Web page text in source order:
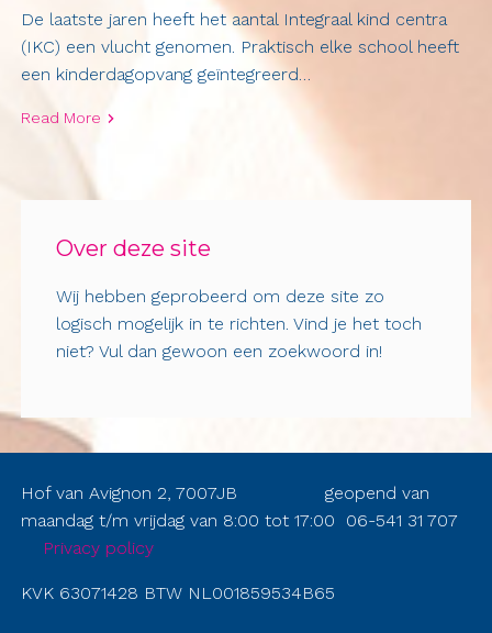
De laatste jaren heeft het aantal Integraal kind centra
(IKC) een vlucht genomen. Praktisch elke school heeft
een kinderdagopvang geïntegreerd…
Read More
Over deze site
Wij hebben geprobeerd om deze site zo
logisch mogelijk in te richten. Vind je het toch
niet? Vul dan gewoon een zoekwoord in!
Hof van Avignon 2, 7007JB geopend van
maandag t/m vrijdag van 8:00 tot 17:00 06-541 31 707
Privacy policy
KVK 63071428 BTW NL001859534B65